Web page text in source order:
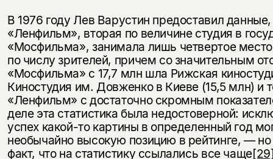
В 1976 году Лев Варустин предоставил
«Ленфильм», вторая по величине студия в
«Мосфильма», занимала лишь четвертое
по числу зрителей, причем со значительным
«Мосфильма» с 17,7 млн шла Рижская
Киностудия им. Довженко в Киеве (15,5 млн) и
«Ленфильм» с достаточно скромным
деле эта статистика была недостоверной:
успех какой-то картины в определенный год
необычайно высокую позицию в рейтинге, — но
факт, что на статистику ссылались все чаще